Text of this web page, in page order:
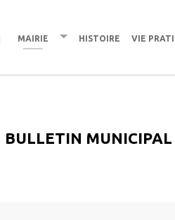
Mairie Histoire Vie
Bulletin municipal